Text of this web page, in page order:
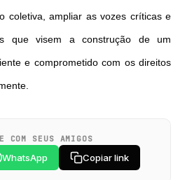
coletiva, ampliar as vozes críticas e
que visem a construção de um
e comprometido com os direitos
COM SEUS AMIGOS
WhatsApp Copiar link